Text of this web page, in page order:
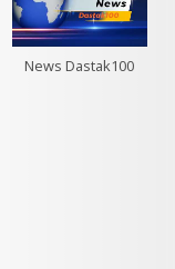
News Dastak100